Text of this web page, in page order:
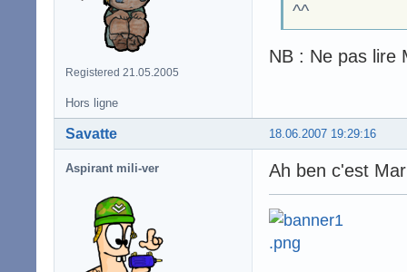
Registered 21.05.2005
^^
NB : Ne pas lire
Hors ligne
18.06.2007 19:29:16
Savatte
Aspirant mili-ver Ah ben c'est